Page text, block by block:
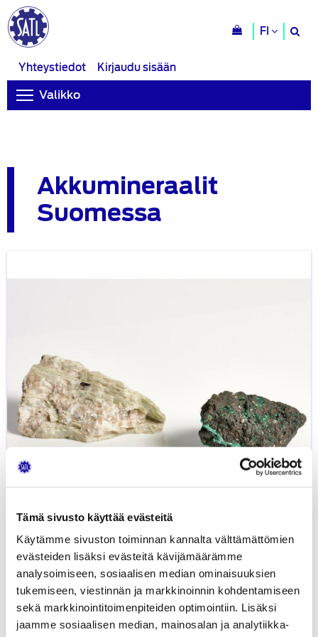
Tämä sivusto käyttää evästeitä
Käytämme sivuston toiminnan kannalta välttämättömien
evästeiden lisäksi evästeitä kävijämäärämme
analysoimiseen, sosiaalisen median ominaisuuksien
tukemiseen, viestinnän ja markkinoinnin kohdentamiseen
sekä markkinointitoimenpiteiden optimointiin. Lisäksi
jaamme sosiaalisen median, mainosalan ja analytiikka-
FI
Yhteystiedot
Kirjaudu sisään
Valikko
Akkumineraalit
Suomessa
Blogi: Akkumineraalit meillä ja
maailmalla
26.03.2025 AUTOTEKNIIKKA LIIKENNE YLEINEN JUHA KIISKINEN